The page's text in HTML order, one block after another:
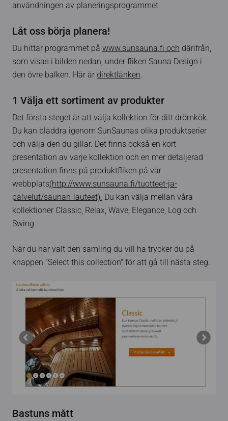
användningen av planeringsprogrammet.
Låt oss börja planera!
Du hittar programmet på www.sunsauna.fi och därifrån,
som visas i bilden nedan, under fliken Sauna Design i
den övre balken. Här är direktlänken.
1 Välja ett sortiment av produkter
Det första steget är att välja kollektion för ditt drömkök.
Du kan bläddra igenom SunSaunas olika produktserier
och välja den du gillar. Det finns också en kort
presentation av varje kollektion och en mer detaljerad
presentation finns på produktfliken på vår
webbplats(http://www.sunsauna.fi/tuotteet-ja-
palvelut/saunan-lauteet). Du kan välja mellan våra
kollektioner Classic, Relax, Wave, Elegance, Log och
Swing.
När du har valt den samling du vill ha trycker du på
knappen ”Select this collection" för att gå till nästa steg.
Bastuns mått